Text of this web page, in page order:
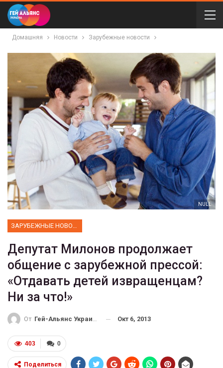
Домашняя Новости Зарубежные новости
NULL
Депутат Милонов продолжает
общение с зарубежной прессой:
«Отдавать детей извращенцам?
Ни за что!»
От Гей-Альянс Украина Окт 6, 2013
0
403
Поделиться